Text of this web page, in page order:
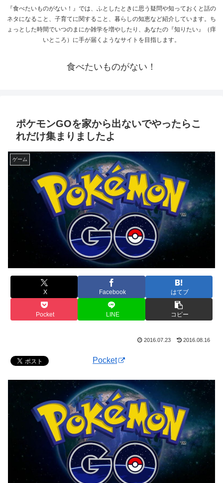
『食べたいものがない！』では、ふとしたときに思う疑問や知っておくと話の
ネタになること、子育てに関すること、暮らしの知恵など紹介しています。ち
ょっとした時間でいつのまにか雑学を増やしたり、あなたの『知りたい』（痒
いところ）に手が届くようなサイトを目指します。
食べたいものがない！
ポケモンGOを家から出ないでやったらこ
れだけ集まりましたよ
ゲーム
X Facebook はてブ
Pocket LINE コピー
2016.07.23 2016.08.16
Pocket